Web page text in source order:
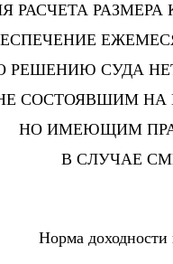
РАСЧЕТА
РЕШЕНИЮ СУДА
СОСТОЯВШИМ НА
НО ИМЕЮЩИМ
В СЛУЧАЕ
Норма